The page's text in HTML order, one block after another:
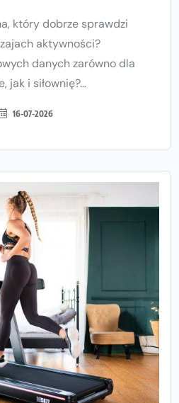
który dobrze sprawdzi
aktywności?
danych zarówno dla
jak i siłownię?...
16-07-2026